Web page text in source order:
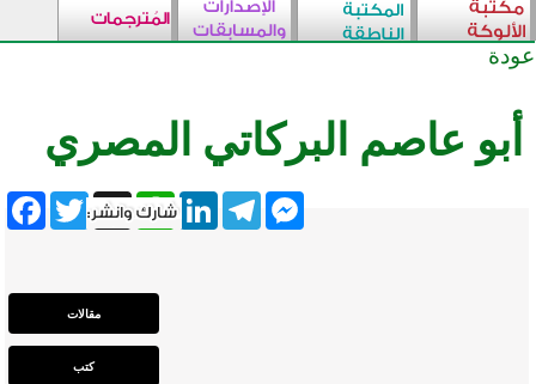
عودة
أبو عاصم البركاتي المصري
Twitter X
WhatsAppLinkedInTelegram
Messenger